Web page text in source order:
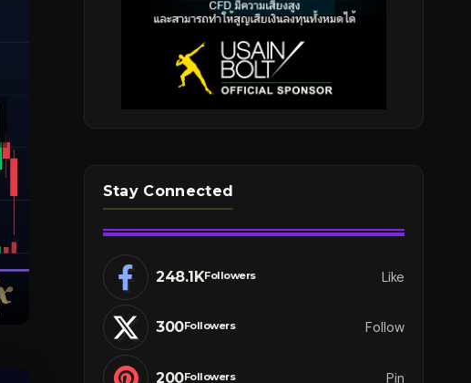
Stay Connected
248.1KFollowers Like
300Followers Follow
200Followers Pin